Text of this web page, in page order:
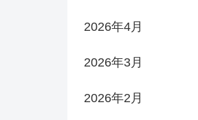
2026年4月
2026年3月
2026年2月